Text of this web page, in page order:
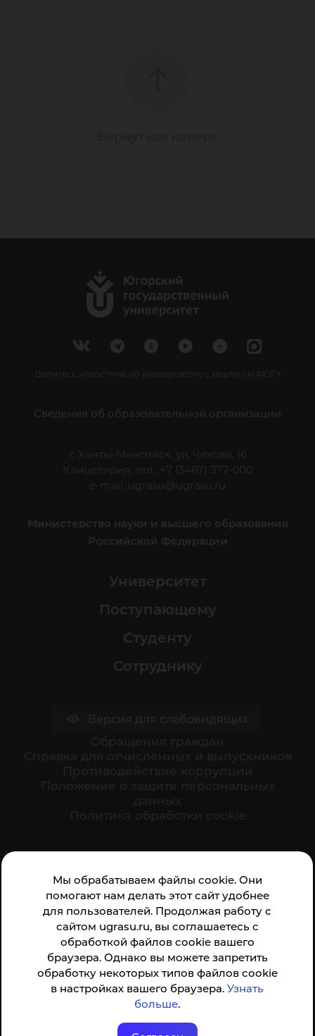
Мы обрабатываем файлы cookie. Они
помогают нам делать этот сайт удобнее
для пользователей. Продолжая работу с
сайтом ugrasu.ru, вы соглашаетесь с
обработкой файлов cookie вашего
браузера. Однако вы можете запретить
обработку некоторых типов файлов cookie
в настройках вашего браузера.Узнать
больше.
Делитесь новостями об университете с хештегом #ЮГУ
Сведения об образовательной организации
г. Ханты-Мансийск, ул. Чехова, 16
Канцелярия: тел.: +7 (3467) 377-000
e-mail:
ugrasu@ugrasu.ru
Министерство науки и высшего образования
Российской Федерации
Университет
Поступающему
Студенту
Сотруднику
организации:
Анкета доступна по QR-коду, а так же по прямой
ссылке